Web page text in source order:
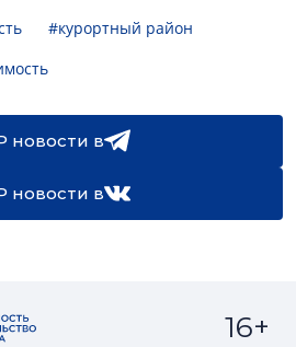
#курортный район
новости в
новости в
16+